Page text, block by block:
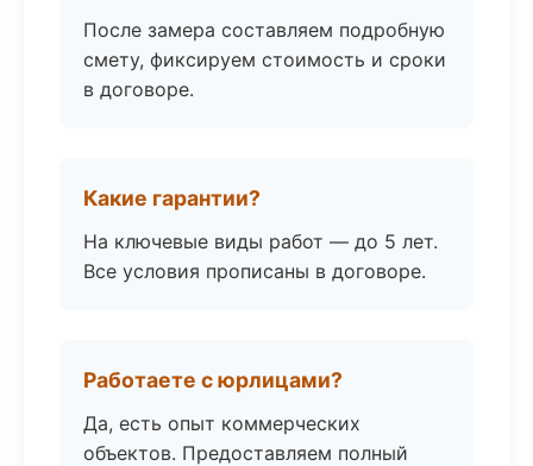
После замера составляем подробную
смету, фиксируем стоимость и сроки
в договоре.
Какие гарантии?
На ключевые виды работ — до 5 лет.
Все условия прописаны в договоре.
Работаете с юрлицами?
Да, есть опыт коммерческих
объектов. Предоставляем полный